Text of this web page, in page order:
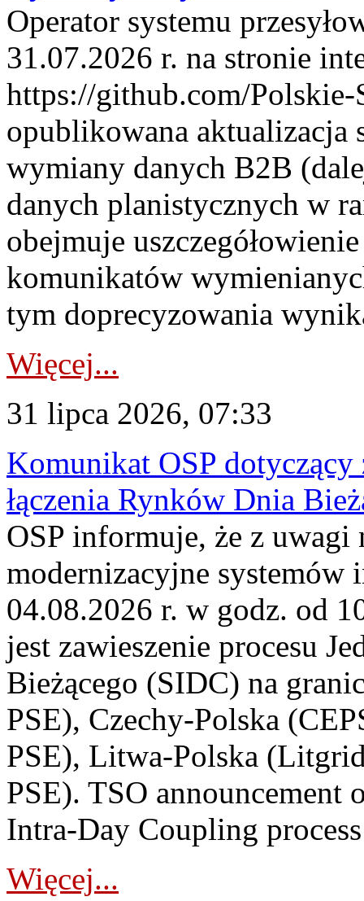
Operator systemu
31.07.2026 r. na stronie
https://github.com/Polskie-
opublikowana aktualizacja
wymiany danych B2B
danych planistycznych w
obejmuje
komunikatów
tym doprecyzowania
Więcej...
31 lipca 2026, 07:33
Komunikat OSP dotyczący
łączenia Rynków Dnia
OSP informuje, że z uwagi
modernizacyjne
04.08.2026 r. w godz. od
jest zawieszenie procesu
Bieżącego (SIDC) na
PSE), Czechy-Polska
PSE), Litwa-Polska
PSE). TSO announcement
Intra-Day Coupling
Więcej...